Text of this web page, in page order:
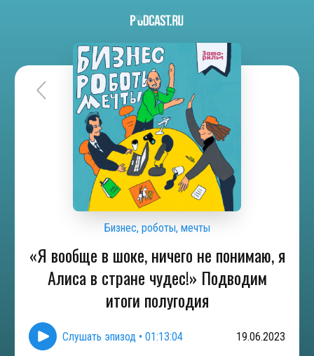
Бизнес, роботы, мечты
«Я вообще в шоке, ничего не понимаю, я
Алиса в стране чудес!» Подводим
итоги полугодия
Слушать эпизод • 01:13:04 19.06.2023